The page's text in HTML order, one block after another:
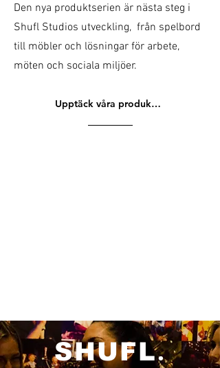
Den nya produktserien är nästa steg i
Shufl Studios utveckling, från spelbord
till möbler och lösningar för arbete,
möten och sociala miljöer.
Upptäck våra produkter
SHUFL.